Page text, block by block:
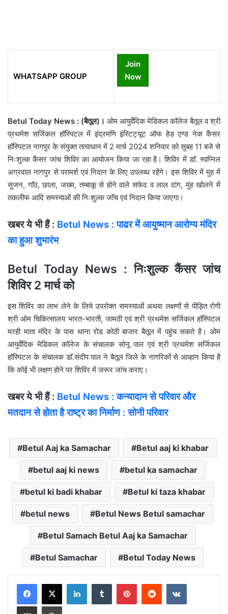
WHATSAPP GROUP
Join
Now
Betul Today News : (बैतूल)। ओम आयुर्वेदिक मेडिकल काॅलेज बैतूल व श्री
प्रथमेश सर्जिकल हाॅस्पिटल में इंद्रमणि इंस्टिट्यूट ऑफ हेड एण्ड नेक कैंसर
हाॅस्पिटल नागपुर के संयुक्त तत्वाधान में 2 मार्च 2024 शनिवार को सुबह 11 बजे से
निःशुल्क कैंसर जांच शिविर का आयोजन किया जा रहा है। शिविर में डाॅ. स्वप्निल
अग्रवाल नागपुर से परामर्श एवं निदान के लिए उपलब्ध रहेंगे। इस शिविर में मुह में
सुजन, गाॅठ, छाला, जख्म, तम्बाकू से होने वाले सफेद व लाल दांग, मुंह खोलने में
तकलीफ आदि समस्याओं की निःशुल्क जाॅच एवं निदान किया जाएगा।
खबर ये भी हैं : Betul News : पाढर में आयुष्मान आरोग्य मंदिर
का हुआ शुभारंभ
Betul Today News : निःशुल्क कैंसर जांच
शिविर 2 मार्च को
इस शिविर का लाभ लेने के लिये उपरोक्त समस्याओं अथवा लक्षणों से पीड़ित रोगी
श्री ओम चिकित्सालय भारत-भारती, जामठी एवं श्री प्रथमेश सर्जिकल हाॅस्पिटल
मरही माता मंदिर के पास थाना रोड कोठी बाजार बैतूल में पहुंच सकते है। ओम
आयुर्वेदिक मेडिकल काॅलेज के संचालक सोनू पाल एवं श्री प्रथमेश सर्जिकल
हाॅस्पिटल के संचालक डाॅ.संदीप पाल ने बैतूल जिले के नागरिकों से आव्हान किया है
कि कोई भी लक्षण होने पर शिविर में जरूर जांच कराए।
खबर ये भी हैं : Betul News : कन्यादान से परिवार और
मतदान से होता है राष्ट्र का निर्माण : सोनी परिवार
Betul Aaj ka Samachar Betul aaj ki khabar
betul aaj ki news betul ka samachar
betul ki badi khabar Betul ki taza khabar
betul news Betul News Betul samachar
Betul Samach Betul Aaj ka Samachar
Betul Samachar Betul Today News